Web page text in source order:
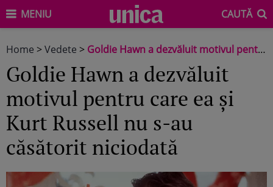
MENIU CAUTĂ
Home >Vedete > Goldie Hawn a dezvăluit motivul pentru care ea și Kurt Russell nu s-au căsătorit niciodată
Goldie Hawn a dezvăluit
motivul pentru care ea și
Kurt Russell nu s-au
căsătorit niciodată